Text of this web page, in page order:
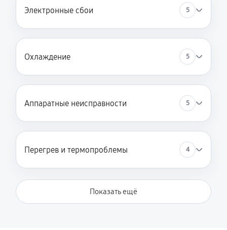
Электронные сбои 5
Охлаждение 5
Аппаратные неисправности 5
Перегрев и термопроблемы 4
Показать ещё